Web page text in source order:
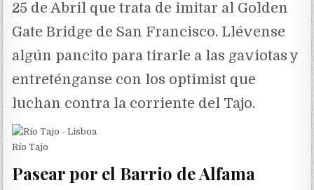
25 de Abril que trata de imitar al Golden
Gate Bridge de San Francisco. Llévense
algún pancito para tirarle a las gaviotas y
entreténganse con los optimist que
luchan contra la corriente del Tajo.
Río Tajo
Pasear por el Barrio de Alfama